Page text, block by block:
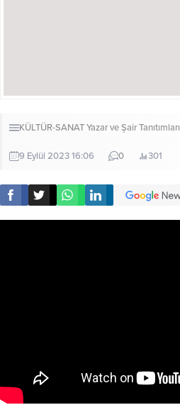
KÜLTÜR-SANATYazar ve Şair Tanıtımları
9 Eylül 2023 16:06 0 301